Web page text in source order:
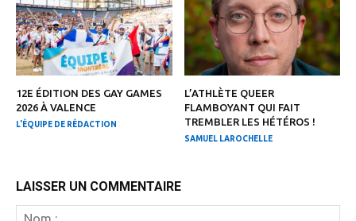
12E ÉDITION DES GAY GAMES
2026 À VALENCE
L'ÉQUIPE DE RÉDACTION
L’ATHLÈTE QUEER
FLAMBOYANT QUI FAIT
TREMBLER LES HÉTÉROS !
SAMUEL LAROCHELLE
LAISSER UN COMMENTAIRE